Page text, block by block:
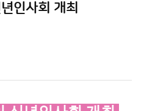
인사회 개최